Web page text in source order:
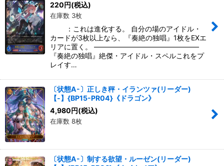
220円(税込)
在庫数 3枚
：これは進化する。 自分の場のアイドル・
カードが3枚以上なら、『奏絶の独唱』1枚をEXエ
リアに置く。 ―――――――――――――――
『奏絶の独唱』絶傑・アイドル・スペルこれをプ
レイす…
〔状態A-〕正しき秤・イランツァ(リーダー)
【-】{BP15-PR04}《ドラゴン》
4,980円(税込)
在庫数 8枚
〔状態A-〕制する欲望・ルーゼン(リーダー)